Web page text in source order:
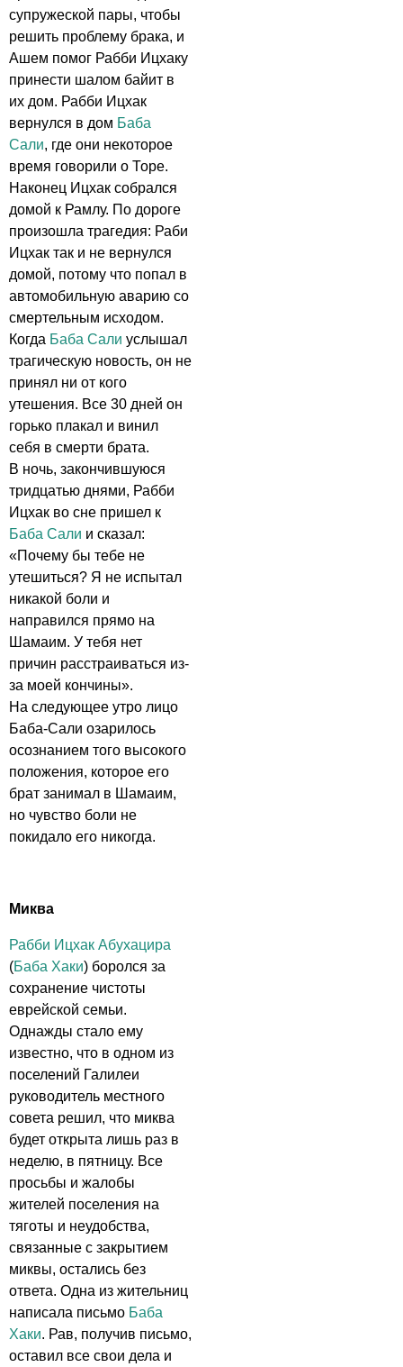
супружеской пары, чтобы
решить проблему брака, и
Ашем помог Рабби Ицхаку
принести шалом байит в
их дом. Рабби Ицхак
вернулся в дом Баба
Сали, где они некоторое
время говорили о Торе.
Наконец Ицхак собрался
домой к Рамлу. По дороге
произошла трагедия: Раби
Ицхак так и не вернулся
домой, потому что попал в
автомобильную аварию со
смертельным исходом.
Когда Баба Сали услышал
трагическую новость, он не
принял ни от кого
утешения. Все 30 дней он
горько плакал и винил
себя в смерти брата.
В ночь, закончившуюся
тридцатью днями, Рабби
Ицхак во сне пришел к
Баба Сали и сказал:
«Почему бы тебе не
утешиться? Я не испытал
никакой боли и
направился прямо на
Шамаим. У тебя нет
причин расстраиваться из-
за моей кончины».
На следующее утро лицо
Баба-Сали озарилось
осознанием того высокого
положения, которое его
брат занимал в Шамаим,
но чувство боли не
покидало его никогда.
Миква
Рабби Ицхак Абухацира
(Баба Хаки) боролся за
сохранение чистоты
еврейской семьи.
Однажды стало ему
известно, что в одном из
поселений Галилеи
руководитель местного
совета решил, что миква
будет открыта лишь раз в
неделю, в пятницу. Все
просьбы и жалобы
жителей поселения на
тяготы и неудобства,
связанные с закрытием
миквы, остались без
ответа. Одна из жительниц
написала письмо Баба
Хаки. Рав, получив письмо,
оставил все свои дела и